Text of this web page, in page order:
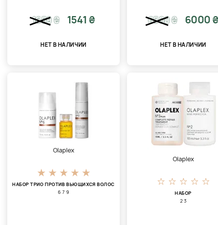
1659₴ 1541 ₴
НЕТ В НАЛИЧИИ
6500₴ 6000
НЕТ В НАЛИЧИИ
Olaplex
НАБОР ТРИО ПРОТИВ ВЬЮЩИХСЯ ВОЛОС
6 7 9
Olaplex
НАБОР
2 3